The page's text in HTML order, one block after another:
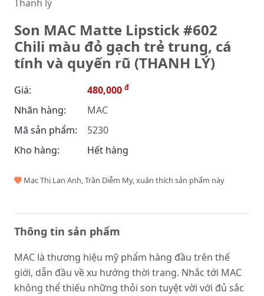
Thanh lý
Son MAC Matte Lipstick #602
Chili màu đỏ gạch trẻ trung, cá
tính và quyến rũ (THANH LÝ)
Giá: 480,000 đ
Nhãn hàng:
MAC
Mã sản phẩm:
5230
Kho hàng:
Hết hàng
Mạc Thị Lan Anh, Trần Diễm My, xuân thích sản phẩm này
Thông tin sản phẩm
MAC là thương hiệu mỹ phẩm hàng đầu trên thế
giới, dẫn đầu về xu hướng thời trang. Nhắc tới MAC
không thể thiếu những thỏi son tuyệt vời với đủ sắc